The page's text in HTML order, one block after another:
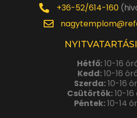
+36-52/614-160
Hétfő:10-16
Kedd:10-16
Szerda:10-16
Csütörtök:10-16
Péntek:10-14